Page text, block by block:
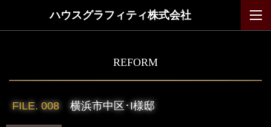
ハウスグラフィティ株式会社
REFORM
FILE. 008 横浜市中区･I様邸